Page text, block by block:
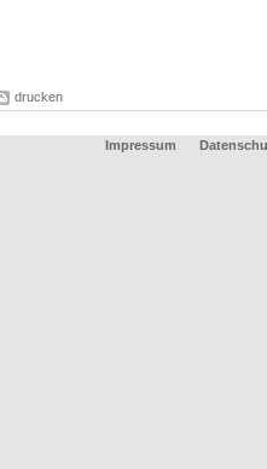
drucken
Impressum